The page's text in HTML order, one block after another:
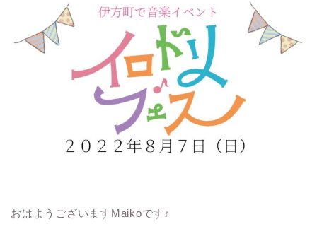
おはようございますMaikoです♪